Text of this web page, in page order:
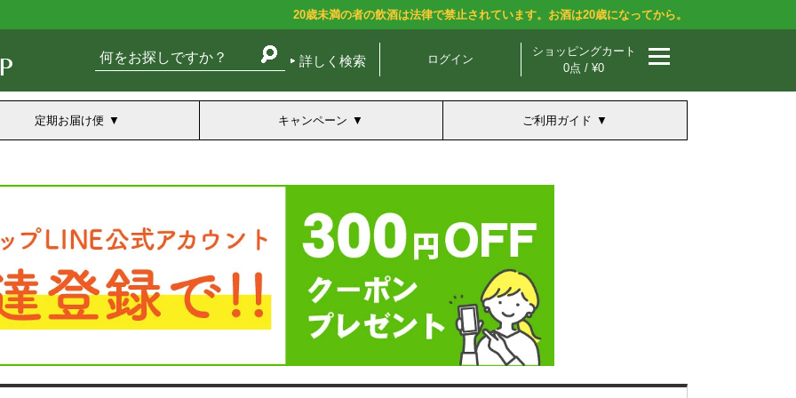
20歳未満の者の飲酒は法律で禁止されています。お酒は20歳になってから。
詳しく検索 ログイン
ショッピングカート
0点 / ¥0
定期お届け便 キャンペーン ご利用ガイド